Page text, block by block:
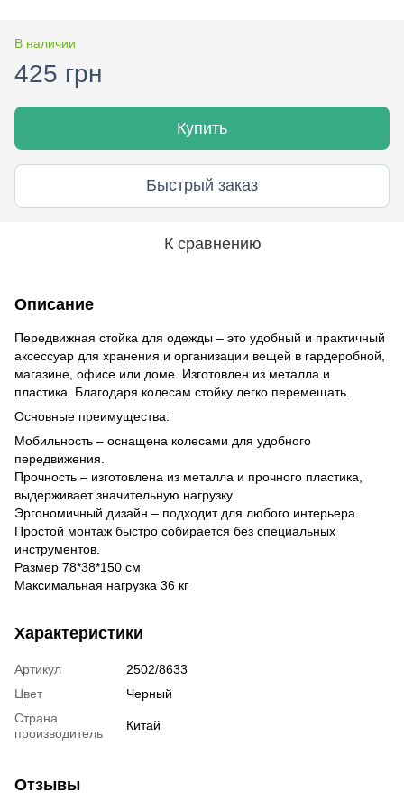
В наличии
425 грн
Купить
Быстрый заказ
К сравнению
Описание
Передвижная стойка для одежды – это удобный и практичный
аксессуар для хранения и организации вещей в гардеробной,
магазине, офисе или доме. Изготовлен из металла и
пластика. Благодаря колесам стойку легко перемещать.
Основные преимущества:
Мобильность – оснащена колесами для удобного
передвижения.
Прочность – изготовлена ​​из металла и прочного пластика,
выдерживает значительную нагрузку.
Эргономичный дизайн – подходит для любого интерьера.
Простой монтаж быстро собирается без специальных
инструментов.
Размер 78*38*150 см
Максимальная нагрузка 36 кг
Характеристики
Артикул
2502/8633
Цвет
Черный
Страна
производитель
Китай
Отзывы